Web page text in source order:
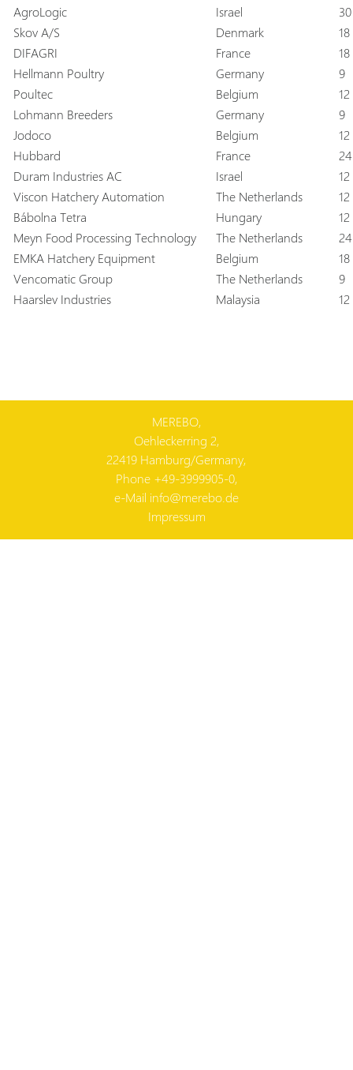
AgroLogic
Israel
30
Skov A/S
Denmark
18
DIFAGRI
France
18
Hellmann Poultry
Germany
9
Poultec
Belgium
12
Lohmann Breeders
Germany
9
Jodoco
Belgium
12
Hubbard
France
24
Duram Industries AC
Israel
12
Viscon Hatchery Automation
The Netherlands
12
Bábolna Tetra
Hungary
12
Meyn Food Processing Technology
The Netherlands
24
EMKA Hatchery Equipment
Belgium
18
Vencomatic Group
The Netherlands
9
Haarslev Industries
Malaysia 12
MEREBO,
Oehleckerring 2,
22419 Hamburg/Germany,
Phone +49-3999905-0,
e-Mail info@merebo.de
Impressum